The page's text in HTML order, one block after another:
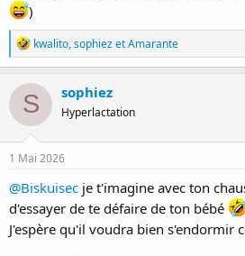
)
R
é
a
c
t
i
o
n
s
kwalito,sophiezetAmarante
S sophiez
Hyperlactation
1 Mai 2026
@Biskuisec je t'imagine avec ton
d'essayer de te défaire de ton bébé
J'espère qu'il voudra bien s'endormir